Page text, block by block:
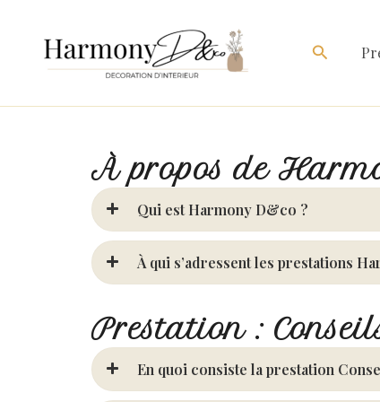
contenu
À propos de
Qui est Harmony D&co ?
À qui s’adressent les prestations
Prestation :
En quoi consiste la prestation